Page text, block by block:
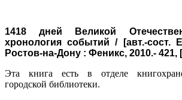
1418 дней Великой
хронология событий / [авт.-сост.
Ростов-на-Дону : Феникс, 2010.- 421,
Эта книга есть в отделе
городской библиотеки.